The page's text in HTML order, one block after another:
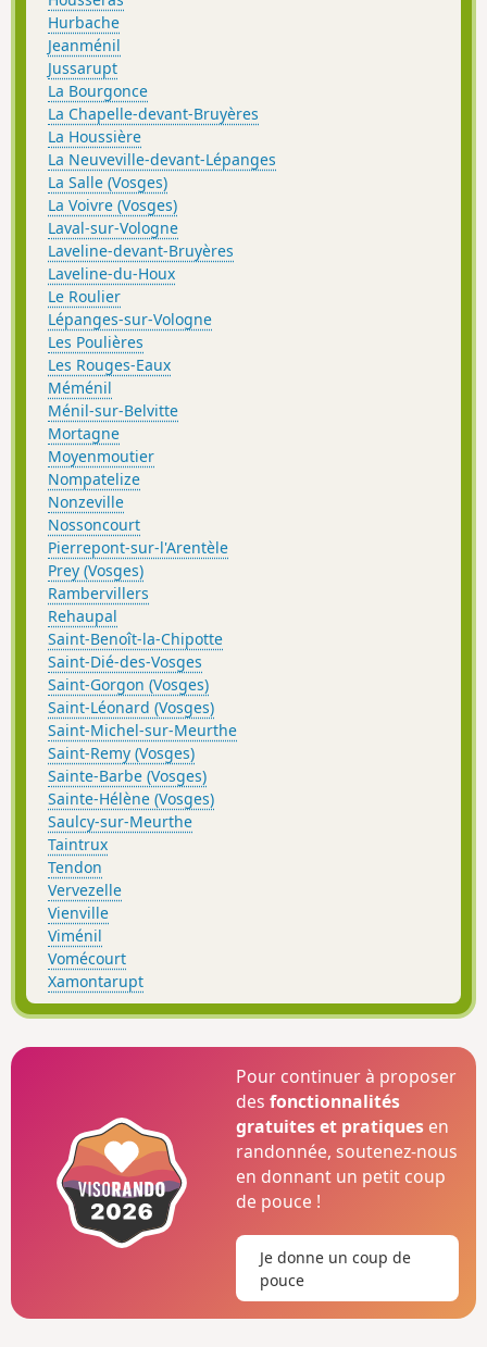
Hurbache
Jeanménil
Jussarupt
La Bourgonce
La Chapelle-devant-Bruyères
La Houssière
La Neuveville-devant-Lépanges
La Salle (Vosges)
La Voivre (Vosges)
Laval-sur-Vologne
Laveline-devant-Bruyères
Laveline-du-Houx
Le Roulier
Lépanges-sur-Vologne
Les Poulières
Les Rouges-Eaux
Méménil
Ménil-sur-Belvitte
Mortagne
Moyenmoutier
Nompatelize
Nonzeville
Nossoncourt
Pierrepont-sur-l'Arentèle
Prey (Vosges)
Rambervillers
Rehaupal
Saint-Benoît-la-Chipotte
Saint-Dié-des-Vosges
Saint-Gorgon (Vosges)
Saint-Léonard (Vosges)
Saint-Michel-sur-Meurthe
Saint-Remy (Vosges)
Sainte-Barbe (Vosges)
Sainte-Hélène (Vosges)
Saulcy-sur-Meurthe
Taintrux
Tendon
Vervezelle
Vienville
Viménil
Vomécourt
Xamontarupt
Pour continuer à proposer
desfonctionnalités
gratuites et pratiques en
randonnée, soutenez-nous
en donnant un petit coup
de pouce !
Je donne un coup de
pouce